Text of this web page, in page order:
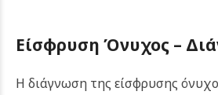
Είσφρυση Όνυχος –
Η διάγνωση της είσφρυσης